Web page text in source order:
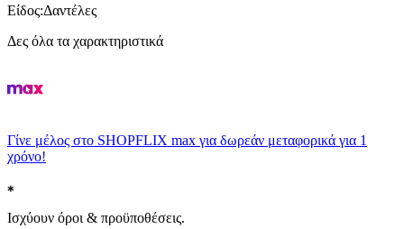
Είδος:Δαντέλες
Δες όλα τα χαρακτηριστικά
Γίνε μέλος στο SHOPFLIX max για δωρεάν μεταφορικά για 1
χρόνο!
Ισχύουν όροι & προϋποθέσεις.